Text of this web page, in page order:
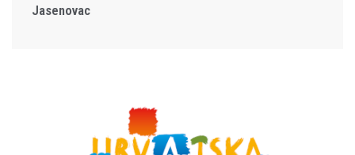
Jasenovac